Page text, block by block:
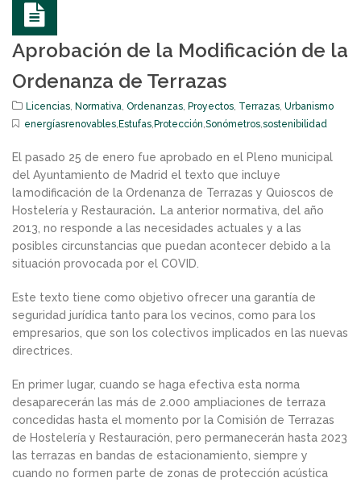
Aprobación de la Modificación de la
Ordenanza de Terrazas
Licencias Normativa Ordenanzas Proyectos Terrazas Urbanismo
energíasrenovables Estufas Protección Sonómetros sostenibilidad
El pasado 25 de enero fue aprobado en el Pleno municipal
del Ayuntamiento de Madrid el texto que incluye
lamodificación de la Ordenanza de Terrazas y Quioscos de
Hostelería y Restauración. La anterior normativa, del año
2013, no responde a las necesidades actuales y a las
posibles circunstancias que puedan acontecer debido a la
situación provocada por el COVID.
Este texto tiene como objetivo ofrecer una garantía de
seguridad jurídica tanto para los vecinos, como para los
empresarios, que son los colectivos implicados en las nuevas
directrices.
En primer lugar, cuando se haga efectiva esta norma
desaparecerán las más de 2.000 ampliaciones de terraza
concedidas hasta el momento por la Comisión de Terrazas
de Hostelería y Restauración, pero permanecerán hasta 2023
las terrazas en bandas de estacionamiento, siempre y
cuando no formen parte de zonas de protección acústica